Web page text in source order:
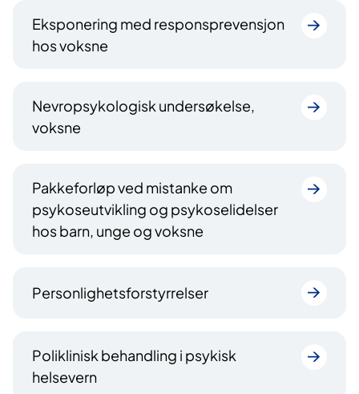
Eksponering med responsprevensjon
hos voksne
Nevropsykologisk undersøkelse,
voksne
Pakkeforløp ved mistanke om
psykoseutvikling og psykoselidelser
hos barn, unge og voksne
Personlighetsforstyrrelser
Poliklinisk behandling i psykisk
helsevern